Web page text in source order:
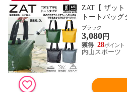
ZAT【 ザッ
トートバッグ
トバッグ
トートバッグ
モリト
ブラック
3,080円
28
内山スポーツ